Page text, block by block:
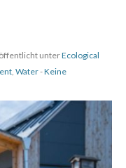
unterEcological
Water-Keine